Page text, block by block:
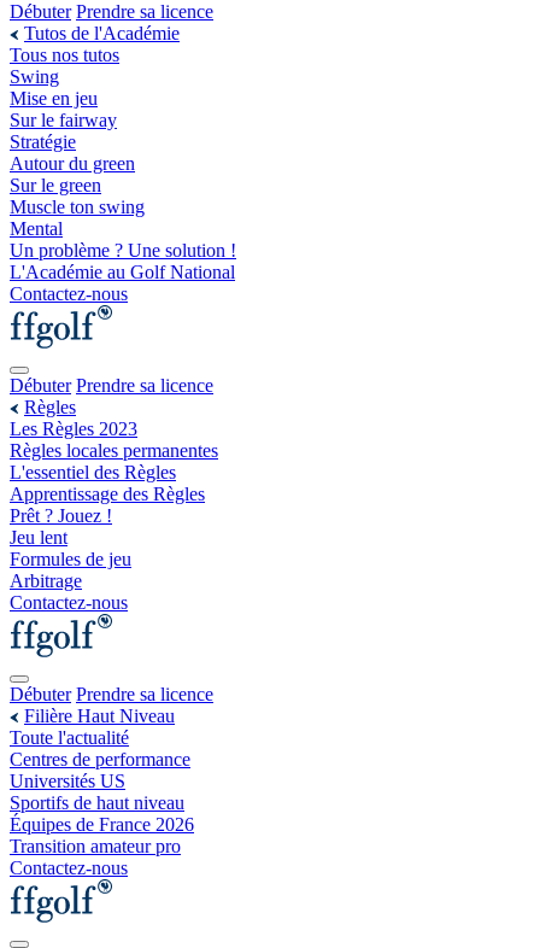
Débuter Prendre sa licence
Tutos de l'Académie
Tous nos tutos
Swing
Mise en jeu
Sur le fairway
Stratégie
Autour du green
Sur le green
Muscle ton swing
Mental
Un problème ? Une solution !
L'Académie au Golf National
Contactez-nous
Débuter Prendre sa licence
Règles
Les Règles 2023
Règles locales permanentes
L'essentiel des Règles
Apprentissage des Règles
Prêt ? Jouez !
Jeu lent
Formules de jeu
Arbitrage
Contactez-nous
Débuter Prendre sa licence
Filière Haut Niveau
Toute l'actualité
Centres de performance
Universités US
Sportifs de haut niveau
Équipes de France 2026
Transition amateur pro
Contactez-nous